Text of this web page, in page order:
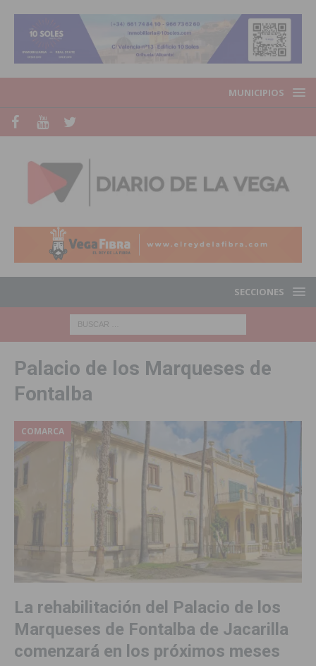
MUNICIPIOS
SECCIONES
Palacio de los Marqueses de
Fontalba
COMARCA
La rehabilitación del Palacio de los
Marqueses de Fontalba de Jacarilla
comenzará en los próximos meses